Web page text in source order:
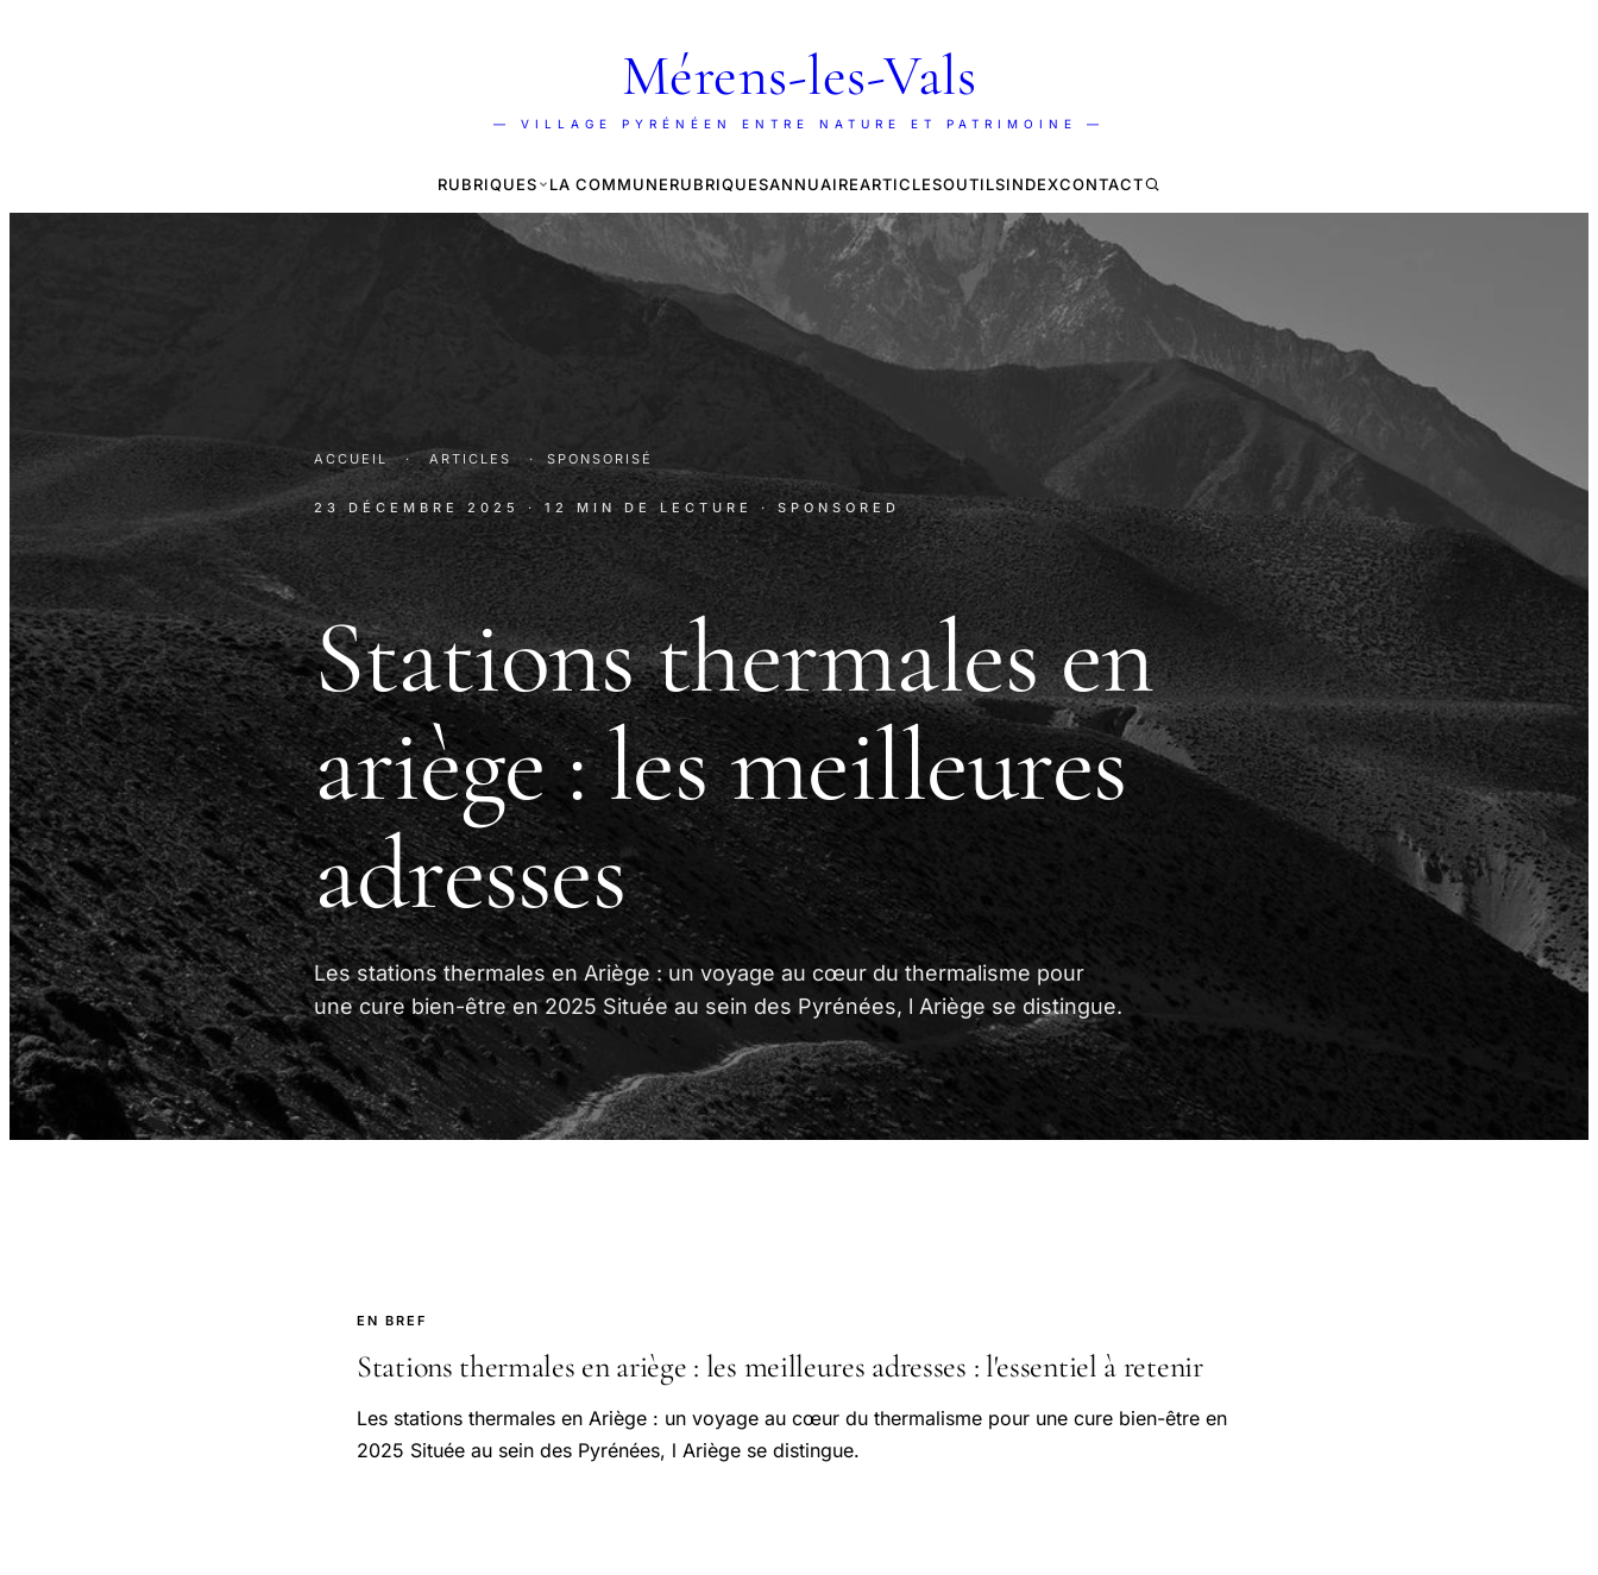
Mérens-les-Vals
— VILLAGE PYRÉNÉEN ENTRE NATURE ET PATRIMOINE —
RUBRIQUES LA COMMUNERUBRIQUESANNUAIREARTICLESOUTILSINDEXCONTACT
ACCUEIL · ARTICLES · SPONSORISÉ
23 DÉCEMBRE 2025 · 12 MIN DE LECTURE · SPONSORED
Stations thermales en
ariège : les meilleures
adresses
Les stations thermales en Ariège : un voyage au cœur du thermalisme pour
une cure bien-être en 2025 Située au sein des Pyrénées, l Ariège se distingue.
EN BREF
Stations thermales en ariège : les meilleures adresses : l'essentiel à retenir
Les stations thermales en Ariège : un voyage au cœur du thermalisme pour une cure bien-être en
2025 Située au sein des Pyrénées, l Ariège se distingue.